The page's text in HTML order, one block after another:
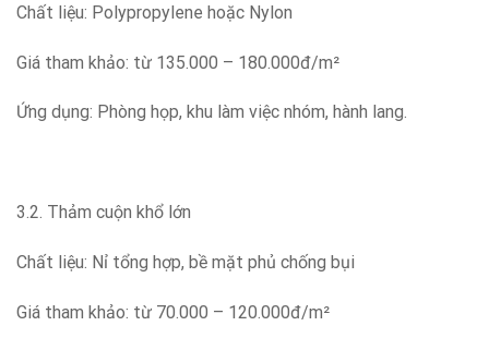
Chất liệu: Polypropylene hoặc Nylon
Giá tham khảo: từ 135.000 – 180.000đ/m²
Ứng dụng: Phòng họp, khu làm việc nhóm, hành lang.
3.2. Thảm cuộn khổ lớn
Chất liệu: Nỉ tổng hợp, bề mặt phủ chống bụi
Giá tham khảo: từ 70.000 – 120.000đ/m²